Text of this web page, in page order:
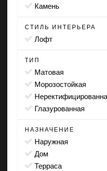
камень
СТИЛЬ ИНТЕРЬЕРА
лофт
ТИП
матовая
морозостойкая
глазурованная
НАЗНАЧЕНИЕ
наружная
дом
терраса